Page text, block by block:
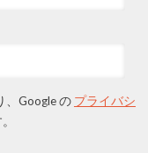
、Google の プライバシ